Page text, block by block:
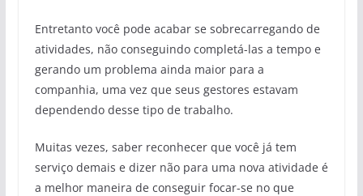
Entretanto você pode acabar se sobrecarregando de
atividades, não conseguindo completá-las a tempo e
gerando um problema ainda maior para a
companhia, uma vez que seus gestores estavam
dependendo desse tipo de trabalho.
Muitas vezes, saber reconhecer que você já tem
serviço demais e dizer não para uma nova atividade é
a melhor maneira de conseguir focar-se no que